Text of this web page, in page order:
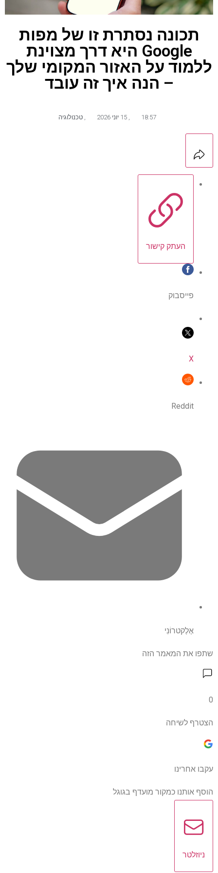
תכונה נסתרת זו של מפות
Google היא דרך מצוינת
ללמוד על האזור המקומי שלך
– הנה איך זה עובד
18:57 15 יוני 2026 טכנולוגיה
העתק קישור
פייסבוק
X
Reddit
אֶלֶקטרוֹנִי
שתפו את המאמר הזה
0
הצטרף לשיחה
עקבו אחרינו
הוסף אותנו כמקור מועדף בגוגל
ניוזלטר